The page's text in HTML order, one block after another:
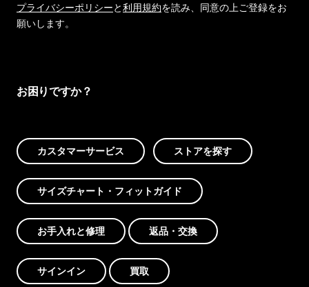
プライバシーポリシーと利用規約を読み、同意の上ご登録をお
願いします。
お困りですか？
カスタマーサービス ストアを探す
サイズチャート・フィットガイド
お手入れと修理 返品・交換
サインイン 買取